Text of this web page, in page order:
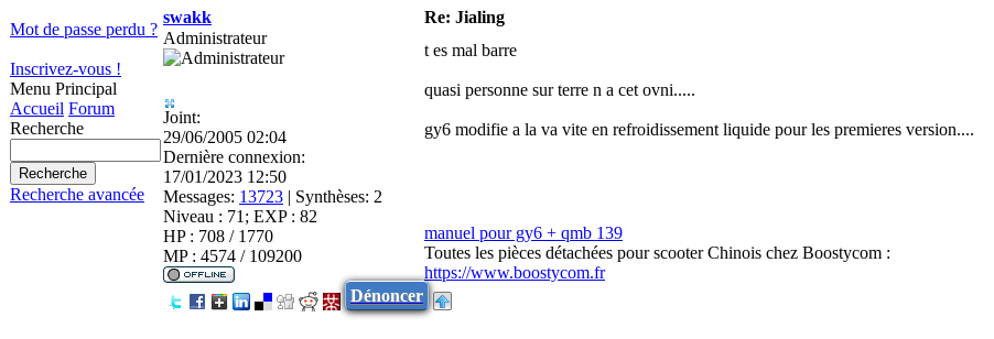
Mot de passe perdu ?
Inscrivez-vous !
Menu Principal
Accueil Forum
Recherche
Recherche avancée
swakk Re: Jialing
Administrateur
Joint:
29/06/2005 02:04
Dernière connexion:
17/01/2023 12:50
Messages: 13723 | Synthèses: 2
Niveau : 71; EXP : 82
HP : 708 / 1770
MP : 4574 / 109200
t es mal barre
quasi personne sur terre n a cet ovni.....
gy6 modifie a la va vite en refroidissement liquide pour les premieres version....
manuel pour gy6 + qmb 139
Toutes les pièces détachées pour scooter Chinois chez Boostycom :
https://www.boostycom.fr
Dénoncer